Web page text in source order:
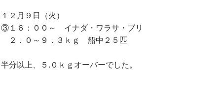
１２月９日（火）
③１６：００～ イナダ・ワラサ・ブリ
２．０～９．３ｋｇ 船中２５匹
半分以上、５.０ｋｇオーバーでした。